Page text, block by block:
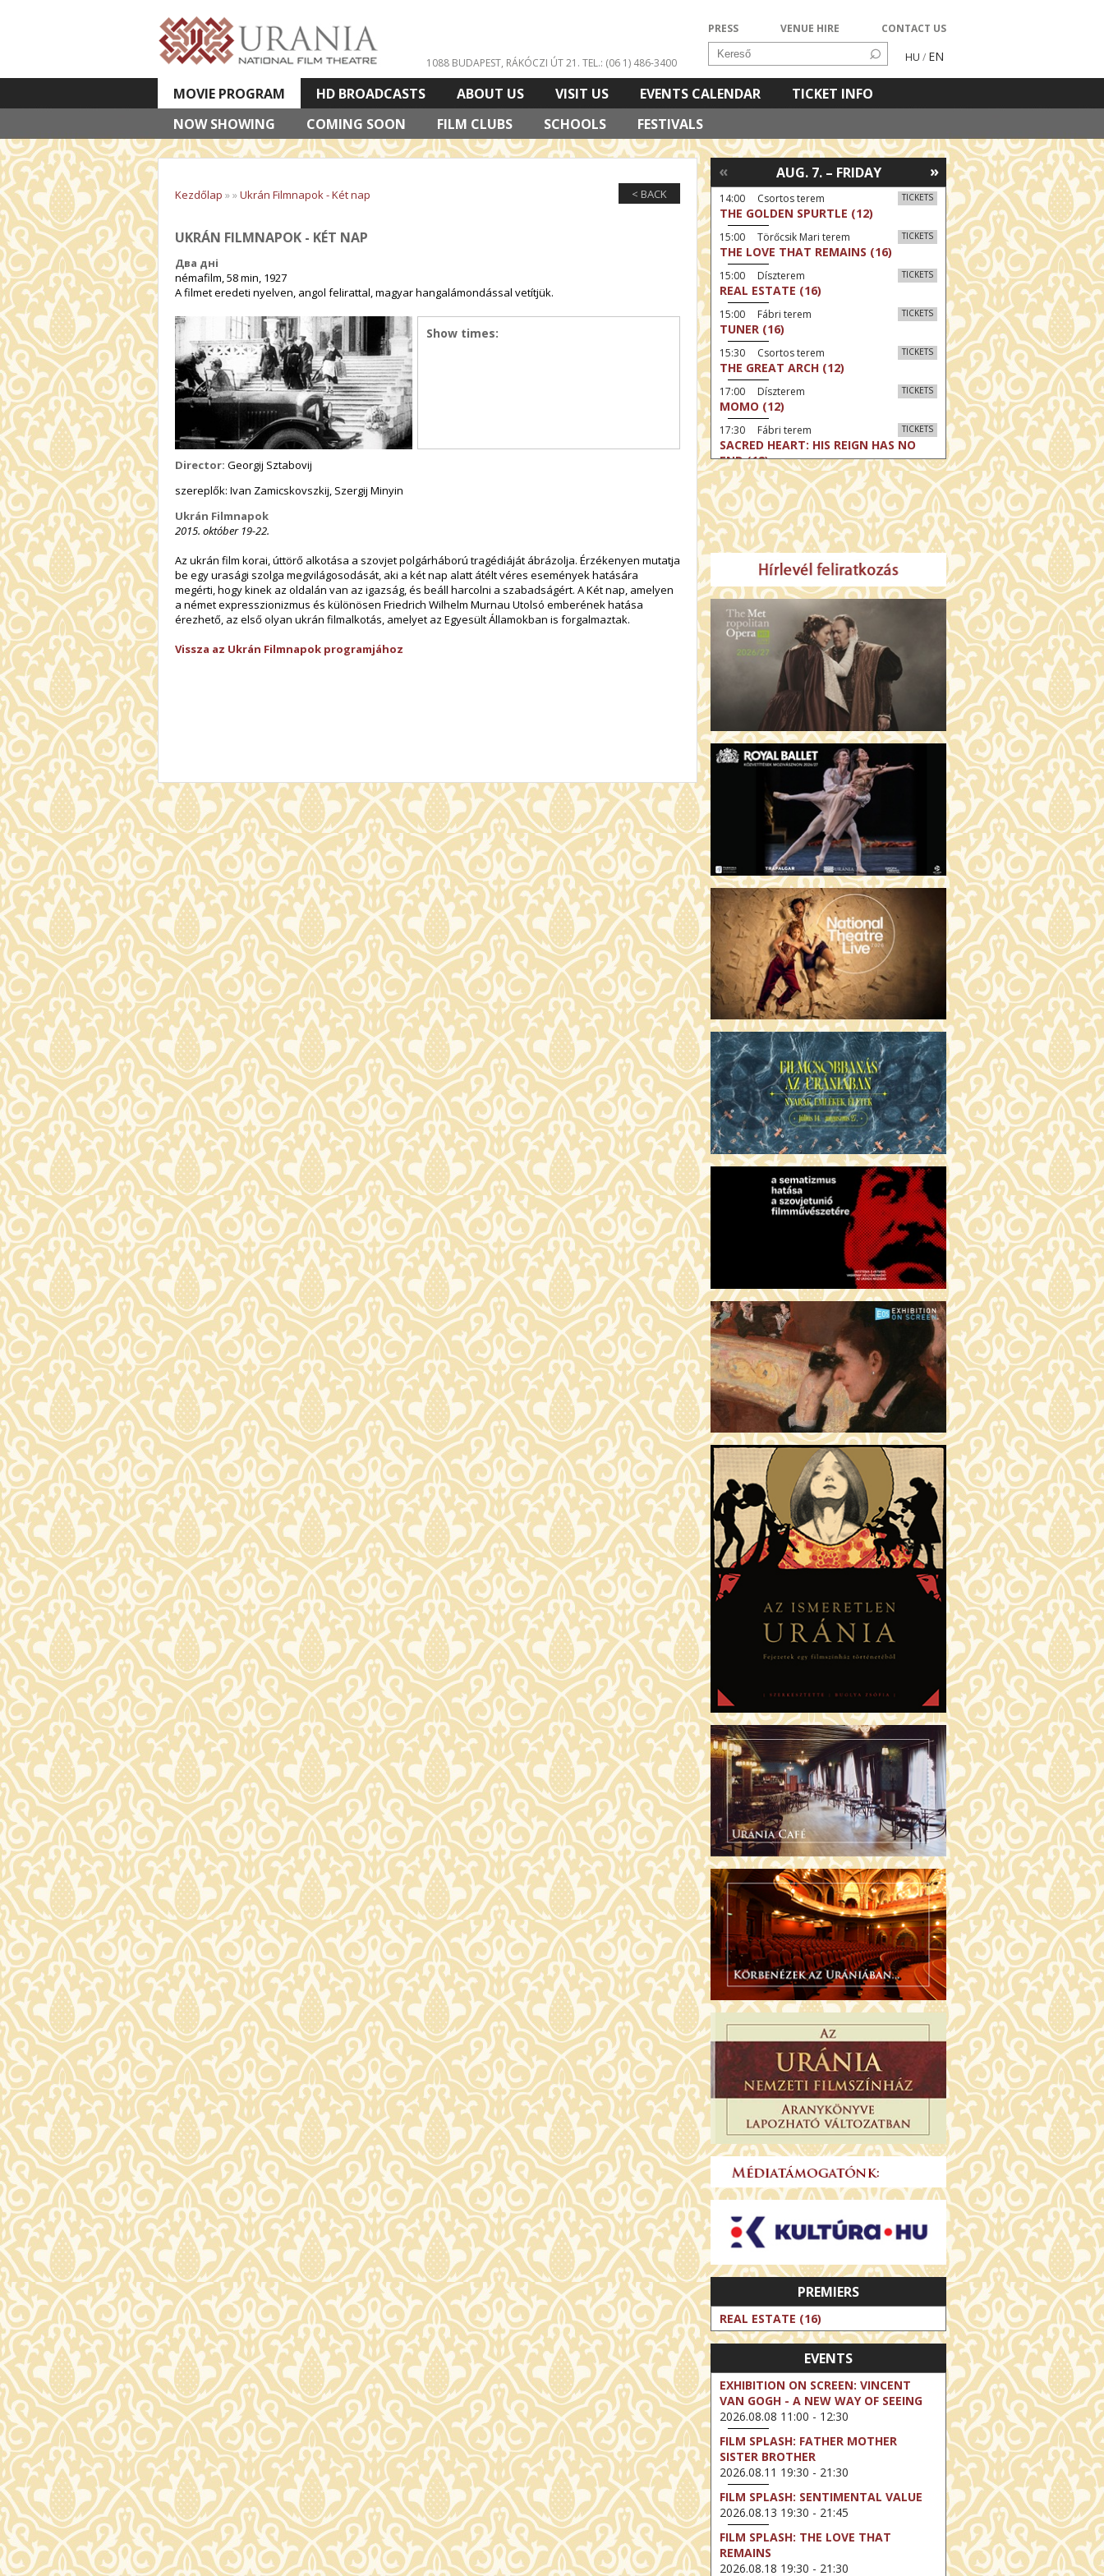
PRESS VENUE HIRE CONTACT US
HU / EN
1088 BUDAPEST, RÁKÓCZI ÚT 21. TEL.: (06 1) 486-3400
MOVIE PROGRAM
NOW SHOWING
COMING SOON FILM CLUBS SCHOOLS FESTIVALS
HD BROADCASTS ABOUT US VISIT US EVENTS CALENDAR
TICKET INFO
VETÍTETT KÉPES ELŐADÁSOK
< BACK
Kezdőlap »»Ukrán Filmnapok - Két nap
UKRÁN FILMNAPOK - KÉT NAP
Два дні
némafilm, 58 min, 1927
A filmet eredeti nyelven, angol felirattal, magyar hangalámondással vetítjük.
Show times:
Director: Georgij Sztabovij
szereplők: Ivan Zamicskovszkij, Szergij Minyin
Ukrán Filmnapok
2015. október 19-22.
Az ukrán film korai, úttörő alkotása a szovjet polgárháború tragédiáját ábrázolja. Érzékenyen mutatja
be egy urasági szolga megvilágosodását, aki a két nap alatt átélt véres események hatására
megérti, hogy kinek az oldalán van az igazság, és beáll harcolni a szabadságért. A Két nap, amelyen
a német expresszionizmus és különösen Friedrich Wilhelm Murnau Utolsó emberének hatása
érezhető, az első olyan ukrán filmalkotás, amelyet az Egyesült Államokban is forgalmaztak.
Vissza az Ukrán Filmnapok programjához
»
AUG. 7. – FRIDAY
«
TICKETS
14:00 Csortos terem
THE GOLDEN SPURTLE (12)
TICKETS
15:00 Törőcsik Mari terem
THE LOVE THAT REMAINS (16)
TICKETS
15:00 Díszterem
REAL ESTATE (16)
TICKETS
15:00 Fábri terem
TUNER (16)
TICKETS
15:30 Csortos terem
THE GREAT ARCH (12)
TICKETS
17:00 Díszterem
MOMO (12)
TICKETS
17:30 Fábri terem
SACRED HEART: HIS REIGN HAS NO
END (12)
TICKETS
17:30 Törőcsik Mari terem
CALLE MALAGA (16)
TICKETS
17:30 Csortos terem
MOHÁCS – VILÁGOK HARCA (12)
19:00 Díszterem
THE ODYSSEY (16)
TICKETS
19:30 Csortos terem
THE INVITE (16)
19:30 Fábri terem
BITTER CHRISTMAS (16)
TICKETS
20:00 Törőcsik Mari terem
THE STRANGER (16)
PREMIERS
REAL ESTATE (16)
EVENTS
EXHIBITION ON SCREEN: VINCENT
VAN GOGH - A NEW WAY OF SEEING
2026.08.08 11:00 - 12:30
FILM SPLASH: FATHER MOTHER
SISTER BROTHER
2026.08.11 19:30 - 21:30
FILM SPLASH: SENTIMENTAL VALUE
2026.08.13 19:30 - 21:45
FILM SPLASH: THE LOVE THAT
REMAINS
2026.08.18 19:30 - 21:30